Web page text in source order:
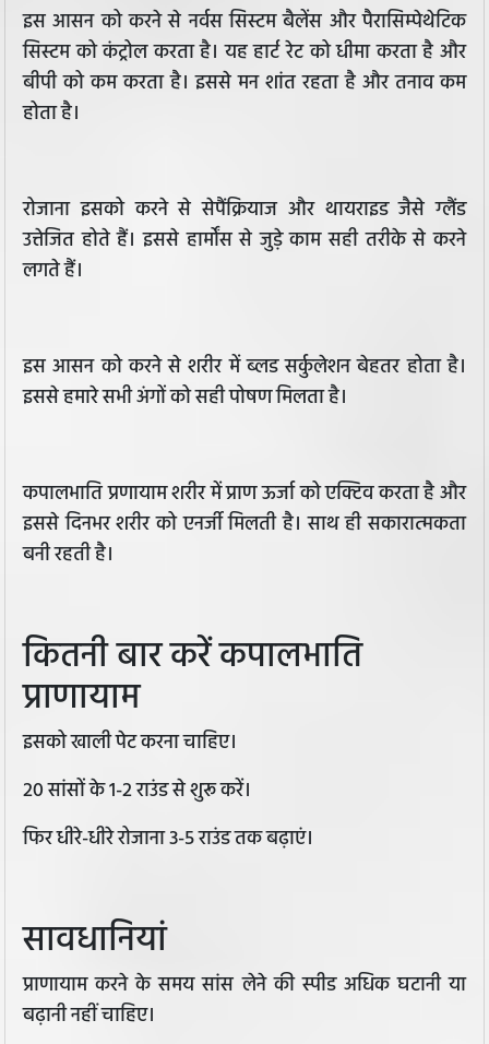
इस आसन को करने से नर्वस सिस्टम बैलेंस और पैरासिम्पेथेटिक
सिस्टम को कंट्रोल करता है। यह हार्ट रेट को धीमा करता है और
बीपी को कम करता है। इससे मन शांत रहता है और तनाव कम
होता है।
रोजाना इसको करने से सेपैंक्रियाज और थायराइड जैसे ग्‍लैंड
उत्तेजित होते हैं। इससे हार्मोंस से जुड़े काम सही तरीके से करने
लगते हैं।
इस आसन को करने से शरीर में ब्लड सर्कुलेशन बेहतर होता है।
इससे हमारे सभी अंगों को सही पोषण मिलता है।
कपालभाति प्रणायाम शरीर में प्राण ऊर्जा को एक्टिव करता है और
इससे दिनभर शरीर को एनर्जी मिलती है। साथ ही सकारात्मकता
बनी रहती है।
कितनी बार करें कपालभाति
प्राणायाम
इसको खाली पेट करना चाहिए।
20 सांसों के 1-2 राउंड से शुरू करें।
फिर धीरे-धीरे रोजाना 3-5 राउंड तक बढ़ाएं।
सावधानियां
प्राणायाम करने के समय सांस लेने की स्पीड अधिक घटानी या
बढ़ानी नहीं चाहिए।